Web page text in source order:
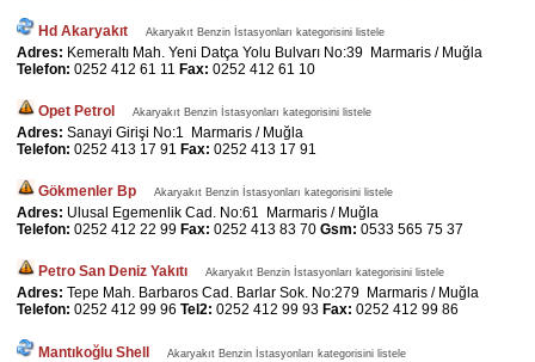
Hd Akaryakıt Akaryakıt Benzin İstasyonları kategorisini listele
Adres: Kemeraltı Mah. Yeni Datça Yolu Bulvarı No:39 Marmaris / Muğla
Telefon: 0252 412 61 11 Fax: 0252 412 61 10
Opet Petrol Akaryakıt Benzin İstasyonları kategorisini listele
Adres: Sanayi Girişi No:1 Marmaris / Muğla
Telefon: 0252 413 17 91 Fax: 0252 413 17 91
Gökmenler Bp Akaryakıt Benzin İstasyonları kategorisini listele
Adres: Ulusal Egemenlik Cad. No:61 Marmaris / Muğla
Telefon: 0252 412 22 99 Fax: 0252 413 83 70 Gsm: 0533 565 75 37
Petro San Deniz Yakıtı Akaryakıt Benzin İstasyonları kategorisini listele
Adres: Tepe Mah. Barbaros Cad. Barlar Sok. No:279 Marmaris / Muğla
Telefon: 0252 412 99 96 Tel2: 0252 412 99 93 Fax: 0252 412 99 86
Mantıkoğlu Shell Akaryakıt Benzin İstasyonları kategorisini listele